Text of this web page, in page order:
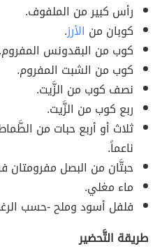
رأس كبير من الملفوف.
كوبان من الأرز.
كوب من البقدونس المفروم.
كوب من الشبت المفروم.
نصف كوب من الزَّيت.
ربع كوب من الزَّيت.
ثلاث أو أربع حبات من
ناعماً.
حبتَّان من البصل مفرومتان
ماء مغلي.
فلفل أسود وملح -حسب
طريقة التَّحضير